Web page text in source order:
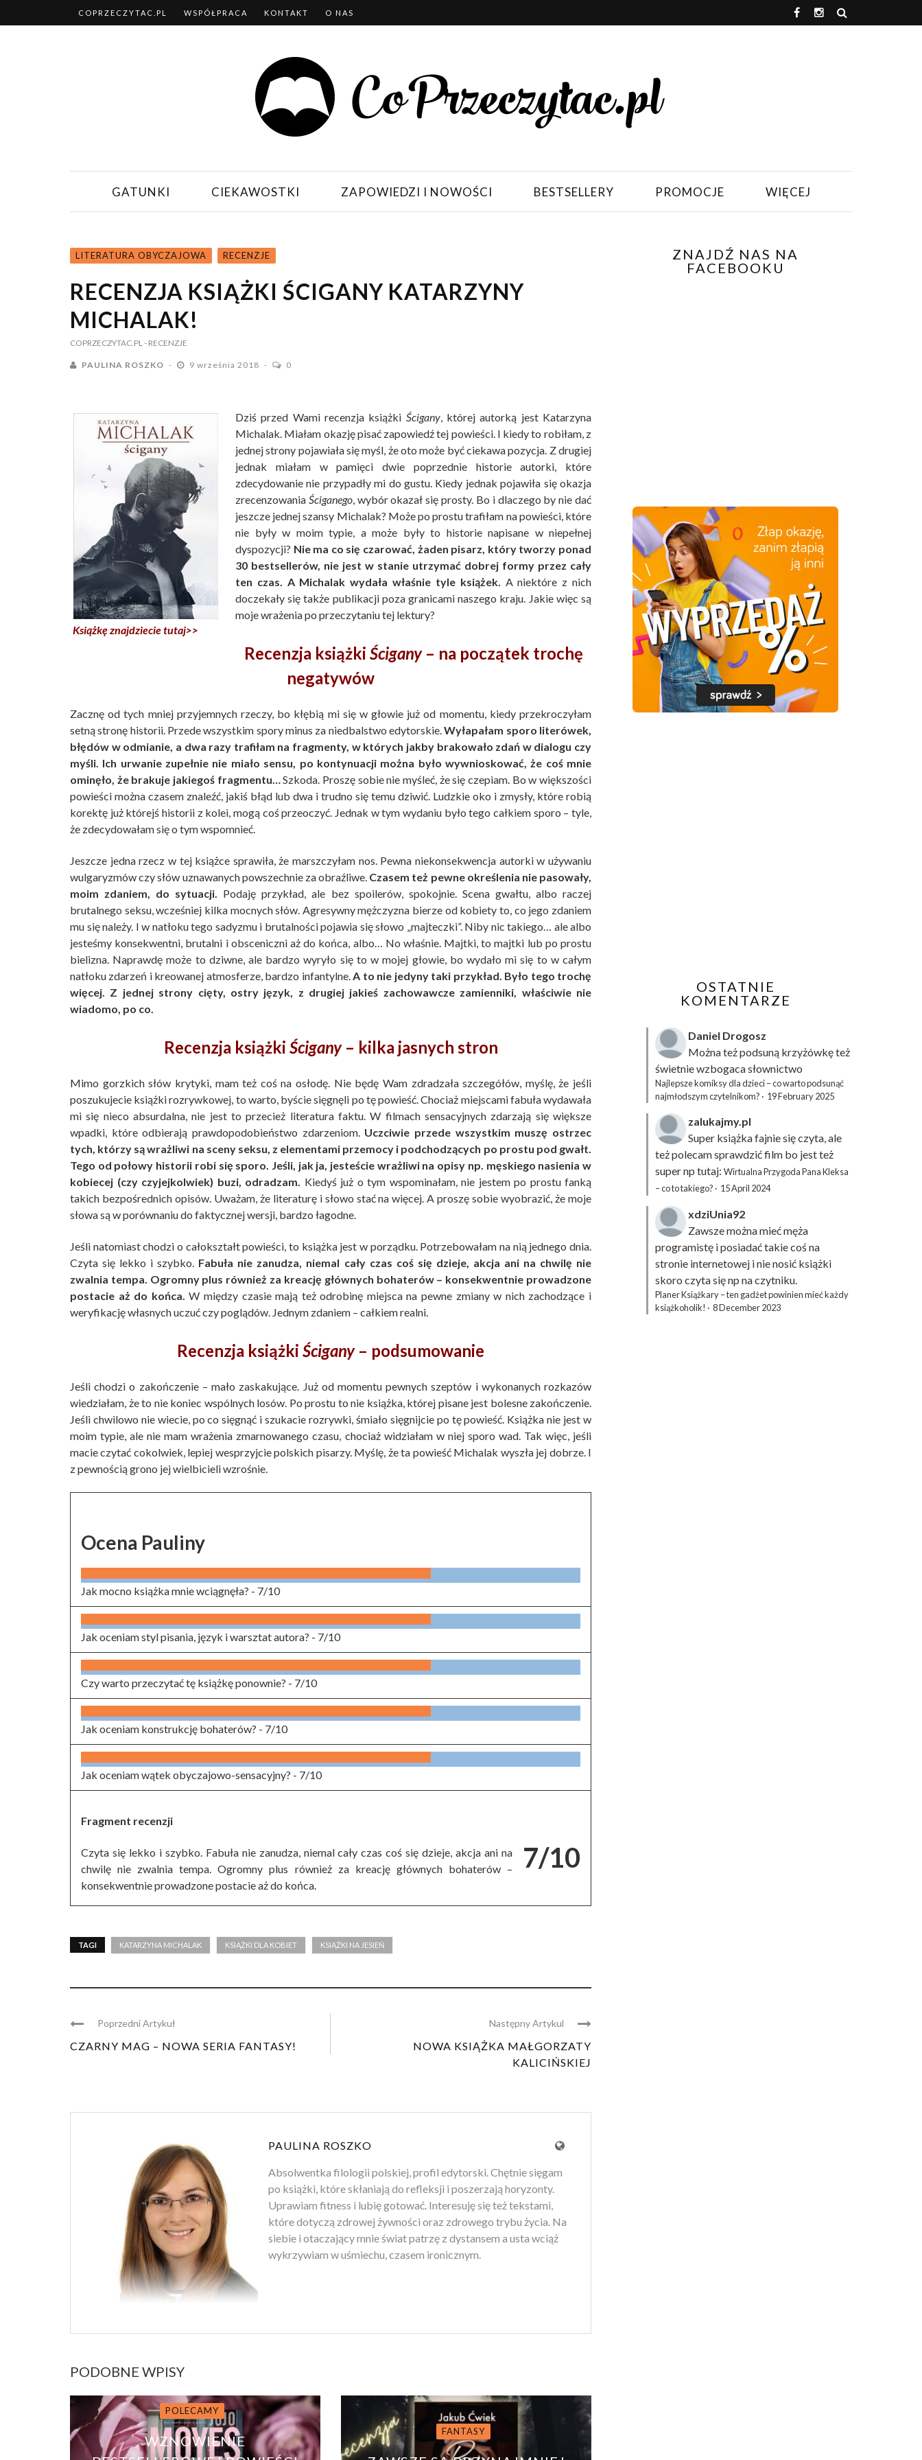
COPRZECZYTAC.PL WSPÓŁPRACA KONTAKT O NAS
GATUNKI CIEKAWOSTKI ZAPOWIEDZI I NOWOŚCI BESTSELLERY PROMOCJE WIĘCEJ
LITERATURA OBYCZAJOWA RECENZJE
RECENZJA KSIĄŻKI ŚCIGANY KATARZYNY
MICHALAK!
COPRZECZYTAC.PL- RECENZJE
PAULINA ROSZKO 9 września 2018 0
Książkę znajdziecie tutaj>>
Dziś przed Wami recenzja książki Ścigany, której autorką jest Katarzyna
Michalak. Miałam okazję pisać zapowiedź tej powieści. I kiedy to robiłam, z
jednej strony pojawiała się myśl, że oto może być ciekawa pozycja. Z drugiej
jednak miałam w pamięci dwie poprzednie historie autorki, które
zdecydowanie nie przypadły mi do gustu. Kiedy jednak pojawiła się okazja
zrecenzowania Ściganego, wybór okazał się prosty. Bo i dlaczego by nie dać
jeszcze jednej szansy Michalak? Może po prostu trafiłam na powieści, które
nie były w moim typie, a może były to historie napisane w niepełnej
dyspozycji? Nie ma co się czarować, żaden pisarz, który tworzy ponad
30 bestsellerów, nie jest w stanie utrzymać dobrej formy przez cały
ten czas. A Michalak wydała właśnie tyle książek. A niektóre z nich
doczekały się także publikacji poza granicami naszego kraju. Jakie więc są
moje wrażenia po przeczytaniu tej lektury?
Recenzja książki Ścigany– na początek trochę
negatywów
Zacznę od tych mniej przyjemnych rzeczy, bo kłębią mi się w głowie już od momentu, kiedy przekroczyłam
setną stronę historii. Przede wszystkim spory minus za niedbalstwo edytorskie.Wyłapałam sporo literówek,
błędów w odmianie, a dwa razy trafiłam na fragmenty, w których jakby brakowało zdań w dialogu czy
myśli. Ich urwanie zupełnie nie miało sensu, po kontynuacji można było wywnioskować, że coś mnie
ominęło, że brakuje jakiegoś fragmentu…Szkoda. Proszę sobie nie myśleć, że się czepiam. Bo w większości
powieści można czasem znaleźć, jakiś błąd lub dwa i trudno się temu dziwić. Ludzkie oko i zmysły, które robią
korektę już którejś historii z kolei, mogą coś przeoczyć. Jednak w tym wydaniu było tego całkiem sporo – tyle,
że zdecydowałam się o tym wspomnieć.
Jeszcze jedna rzecz w tej książce sprawiła, że marszczyłam nos. Pewna niekonsekwencja autorki w używaniu
wulgaryzmów czy słów uznawanych powszechnie za obraźliwe. Czasem też pewne określenia nie pasowały,
moim zdaniem, do sytuacji. Podaję przykład, ale bez spoilerów, spokojnie. Scena gwałtu, albo raczej
brutalnego seksu, wcześniej kilka mocnych słów. Agresywny mężczyzna bierze od kobiety to, co jego zdaniem
mu się należy. I w natłoku tego sadyzmu i brutalności pojawia się słowo „majteczki”. Niby nic takiego… ale albo
jesteśmy konsekwentni, brutalni i obsceniczni aż do końca, albo… No właśnie. Majtki, to majtki lub po prostu
bielizna. Naprawdę może to dziwne, ale bardzo wyryło się to w mojej głowie, bo wydało mi się to w całym
natłoku zdarzeń i kreowanej atmosferze, bardzo infantylne.A to nie jedyny taki przykład. Było tego trochę
więcej. Z jednej strony cięty, ostry język, z drugiej jakieś zachowawcze zamienniki, właściwie nie
wiadomo, po co.
Recenzja książki Ścigany– kilka jasnych stron
Mimo gorzkich słów krytyki, mam też coś na osłodę. Nie będę Wam zdradzała szczegółów, myślę, że jeśli
poszukujecie książki rozrywkowej, to warto, byście sięgnęli po tę powieść. Chociaż miejscami fabuła wydawała
mi się nieco absurdalna, nie jest to przecież literatura faktu. W filmach sensacyjnych zdarzają się większe
wpadki, które odbierają prawdopodobieństwo zdarzeniom. Uczciwie przede wszystkim muszę ostrzec
tych, którzy są wrażliwi na sceny seksu, z elementami przemocy i podchodzących po prostu pod gwałt.
Tego od połowy historii robi się sporo. Jeśli, jak ja, jesteście wrażliwi na opisy np. męskiego nasienia w
kobiecej (czy czyjejkolwiek) buzi, odradzam. Kiedyś już o tym wspominałam, nie jestem po prostu fanką
takich bezpośrednich opisów. Uważam, że literaturę i słowo stać na więcej. A proszę sobie wyobrazić, że moje
słowa są w porównaniu do faktycznej wersji, bardzo łagodne.
Jeśli natomiast chodzi o całokształt powieści, to książka jest w porządku. Potrzebowałam na nią jednego dnia.
Czyta się lekko i szybko. Fabuła nie zanudza, niemal cały czas coś się dzieje, akcja ani na chwilę nie
zwalnia tempa. Ogromny plus również za kreację głównych bohaterów – konsekwentnie prowadzone
postacie aż do końca. W między czasie mają też odrobinę miejsca na pewne zmiany w nich zachodzące i
weryfikację własnych uczuć czy poglądów. Jednym zdaniem – całkiem realni.
Recenzja książki Ścigany– podsumowanie
Jeśli chodzi o zakończenie – mało zaskakujące. Już od momentu pewnych szeptów i wykonanych rozkazów
wiedziałam, że to nie koniec wspólnych losów. Po prostu to nie książka, której pisane jest bolesne zakończenie.
Jeśli chwilowo nie wiecie, po co sięgnąć i szukacie rozrywki, śmiało sięgnijcie po tę powieść. Książka nie jest w
moim typie, ale nie mam wrażenia zmarnowanego czasu, chociaż widziałam w niej sporo wad. Tak więc, jeśli
macie czytać cokolwiek, lepiej wesprzyjcie polskich pisarzy. Myślę, że ta powieść Michalak wyszła jej dobrze. I
z pewnością grono jej wielbicieli wzrośnie.
Ocena Pauliny
Jak mocno książka mnie wciągnęła? - 7/10
Jak oceniam styl pisania, język i warsztat autora? - 7/10
Czy warto przeczytać tę książkę ponownie? - 7/10
Jak oceniam konstrukcję bohaterów? - 7/10
Jak oceniam wątek obyczajowo-sensacyjny? - 7/10
7/10
Fragment recenzji
Czyta się lekko i szybko. Fabuła nie zanudza, niemal cały czas coś się dzieje, akcja ani na
chwilę nie zwalnia tempa. Ogromny plus również za kreację głównych bohaterów –
konsekwentnie prowadzone postacie aż do końca.
TAGI KATARZYNA MICHALAK KSIĄŻKI DLA KOBIET KSIĄŻKI NA JESIEŃ
Poprzedni Artykuł
CZARNY MAG – NOWA SERIA FANTASY!
Następny Artykul
NOWA KSIĄŻKA MAŁGORZATY
KALICIŃSKIEJ
PAULINA ROSZKO
Absolwentka filologii polskiej, profil edytorski. Chętnie sięgam
po książki, które skłaniają do refleksji i poszerzają horyzonty.
Uprawiam fitness i lubię gotować. Interesuję się też tekstami,
które dotyczą zdrowej żywności oraz zdrowego trybu życia. Na
siebie i otaczający mnie świat patrzę z dystansem a usta wciąż
wykrzywiam w uśmiechu, czasem ironicznym.
PODOBNE WPISY
POLECAMY
WZNOWIENIE
FANTASY
ZNAJDŹ NAS NA
FACEBOOKU
OSTATNIE
KOMENTARZE
Daniel Drogosz
Można też podsuną krzyżówkęteż
świetnie wzbogaca słownictwo
Najlepsze komiksy dla dzieci – co warto podsunąć
najmłodszym czytelnikom? · 19 February 2025
zalukajmy.pl
Super książka fajnie się czyta, ale
też polecam sprawdzić film bo jest też
super np tutaj: Wirtualna Przygoda Pana Kleksa
– co to takiego? · 15 April 2024
xdziUnia92
Zawsze można mieć męża
programistę i posiadać takie coś na
stronie internetowej i nie nosić książki
skoro czyta się np na czytniku.
Planer Książkary – ten gadżet powinien mieć każdy
książkoholik! · 8 December 2023